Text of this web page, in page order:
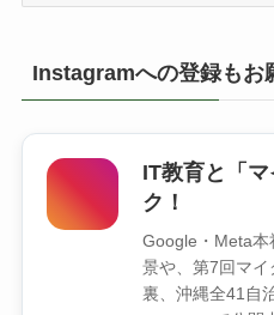
Instagramへの登録もお
IT教育と「
ク！
Google・Meta本
景や、第7回マ
裏、沖縄全41自